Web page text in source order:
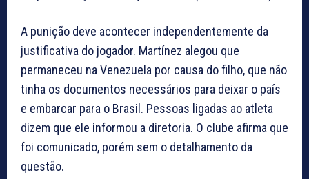
A punição deve acontecer independentemente da
justificativa do jogador. Martínez alegou que
permaneceu na Venezuela por causa do filho, que não
tinha os documentos necessários para deixar o país
e embarcar para o Brasil. Pessoas ligadas ao atleta
dizem que ele informou a diretoria. O clube afirma que
foi comunicado, porém sem o detalhamento da
questão.